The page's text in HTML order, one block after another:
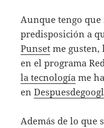
Aunque tengo
predisposición a
Punset me
en el programa
la tecnologí­a me
en
Además de lo que